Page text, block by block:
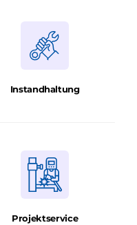
Instandhaltung
Projektservice